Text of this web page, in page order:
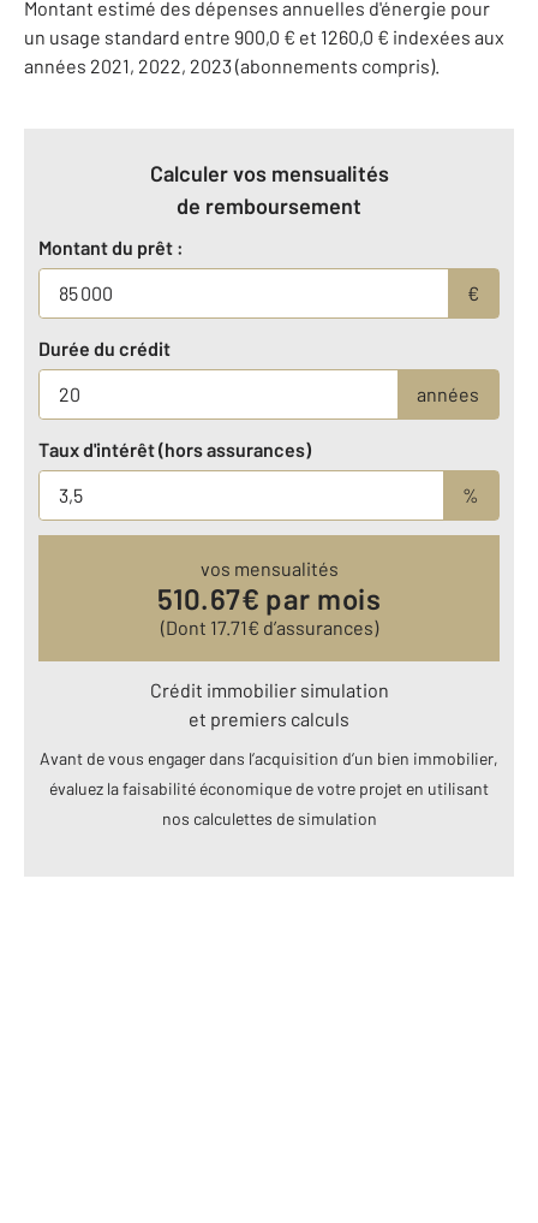
Montant estimé des dépenses annuelles d'énergie pour
un usage standard entre 900,0 € et 1260,0 € indexées aux
années 2021, 2022, 2023 (abonnements compris).
Calculer vos mensualités
de remboursement
Montant du prêt :
€
Durée du crédit
années
Taux d'intérêt (hors assurances)
%
vos mensualités
510.67€ par mois
(Dont 17.71€ d’assurances)
Crédit immobilier simulation
et premiers calculs
Avant de vous engager dans l’acquisition d’un bien immobilier,
évaluez la faisabilité économique de votre projet en utilisant
nos calculettes de simulation